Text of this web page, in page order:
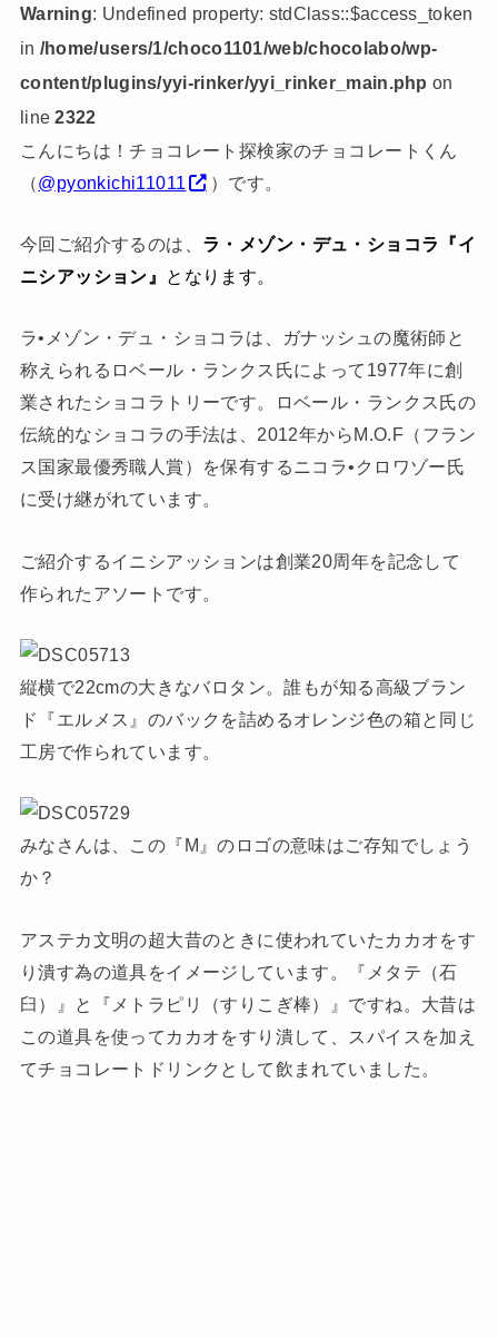
Warning: Undefined property: stdClass::$access_token
in /home/users/1/choco1101/web/chocolabo/wp-
content/plugins/yyi-rinker/yyi_rinker_main.php on
line2322
こんにちは！チョコレート探検家のチョコレートくん
（@pyonkichi11011 ）です。
今回ご紹介するのは、 ラ・メゾン・デュ・ショコラ『イ
ニシアッション』 と なります。
ラ•メゾン・デュ・ショコラは、ガナッシュの魔術師と
称えられるロベール・ランクス氏によって1977年に創
業されたショコラトリーです。ロベール・ランクス氏の
伝統的なショコラの手法は、2012年からM.O.F（フラン
ス国家最優秀職人賞）を保有するニコラ•クロワゾー氏
に受け継がれています。
ご紹介するイニシアッションは創業20周年を記念して
作られたアソートです。
縦横で22cmの大きなバロタン。誰もが知る高級ブラン
ド『エルメス』のバックを詰めるオレンジ色の箱と同じ
工房で作られています。
みなさんは、この『M』のロゴの意味はご存知でしょう
か？
アステカ文明の超大昔のときに使われていたカカオをす
り潰す為の道具をイメージしています。『メタテ（石
臼）』と『メトラピリ（すりこぎ棒）』ですね。大昔は
この道具を使ってカカオをすり潰して、スパイスを加え
てチョコレートドリンクとして飲まれていました。